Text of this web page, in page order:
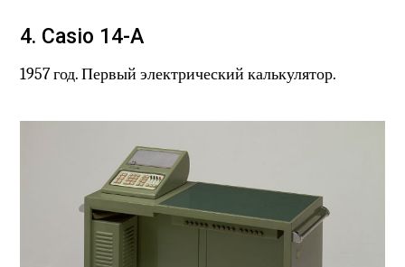
4. Casio 14-A
1957 год. Первый электрический калькулятор.